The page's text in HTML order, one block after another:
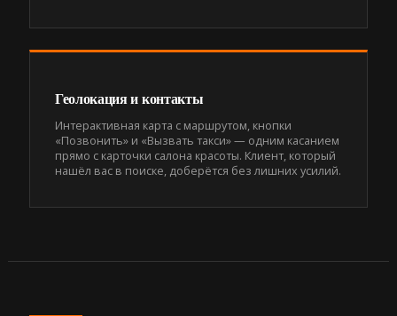
Геолокация и контакты
Интерактивная карта с маршрутом, кнопки
«Позвонить» и «Вызвать такси» — одним касанием
прямо с карточки салона красоты. Клиент, который
нашёл вас в поиске, доберётся без лишних усилий.